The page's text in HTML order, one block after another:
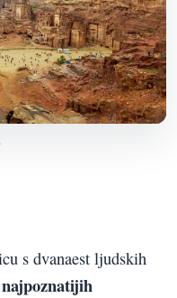
s dvanaest ljudskih